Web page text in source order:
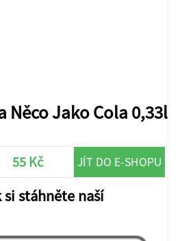
Něco Jako Cola 0,33l
55 Kč JÍT DO E-SHOPU
si stáhněte naší